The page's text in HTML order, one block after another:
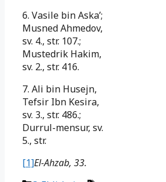
6. Vasile bin Aska’;
Musned Ahmedov,
sv. 4., str. 107.;
Mustedrik Hakim,
sv. 2., str. 416.
7. Ali bin Husejn,
Tefsir Ibn Kesira,
sv. 3., str. 486.;
Durrul-mensur, sv.
5., str.
[1]El-Ahzab, 33.